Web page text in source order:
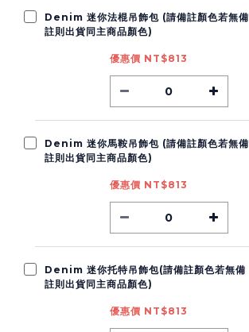
Denim 迷你法棍吊飾包 (請備註顏色若無備
註則出貨同主商品顏色)
優惠價 NT$813
Denim 迷你馬鞍吊飾包 (請備註顏色若無備
註則出貨同主商品顏色)
優惠價 NT$813
Denim 迷你托特吊飾包(請備註顏色若無備
註則出貨同主商品顏色)
優惠價 NT$813